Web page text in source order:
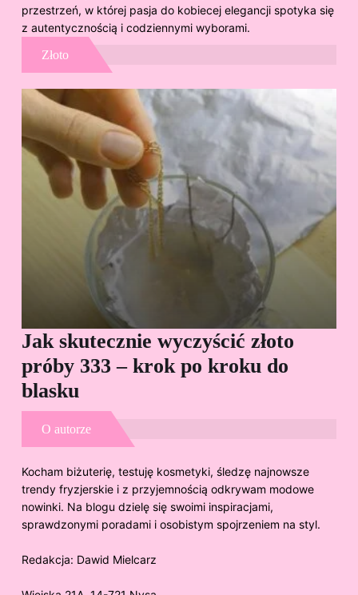
przestrzeń, w której pasja do kobiecej elegancji spotyka się
z autentycznością i codziennymi wyborami.
Złoto
Jak skutecznie wyczyścić złoto
próby 333 – krok po kroku do
blasku
O autorze
Kocham biżuterię, testuję kosmetyki, śledzę najnowsze
trendy fryzjerskie i z przyjemnością odkrywam modowe
nowinki. Na blogu dzielę się swoimi inspiracjami,
sprawdzonymi poradami i osobistym spojrzeniem na styl.
Redakcja: Dawid Mielcarz